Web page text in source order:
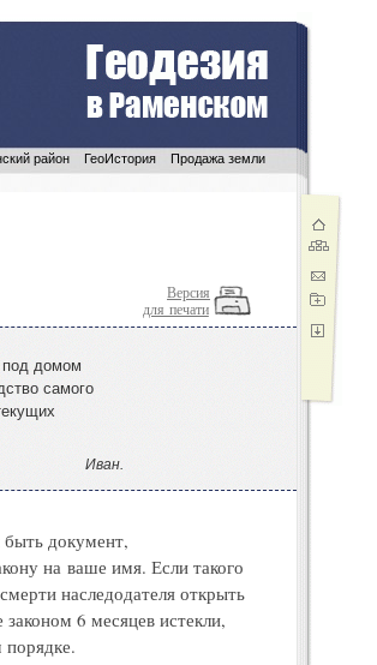
район ГеоИстория Продажа земли
Версия
для печати
под домом
самого
Иван.
документ,
на ваше имя. Если такого
наследодателя открыть
6 месяцев истекли,
порядке.